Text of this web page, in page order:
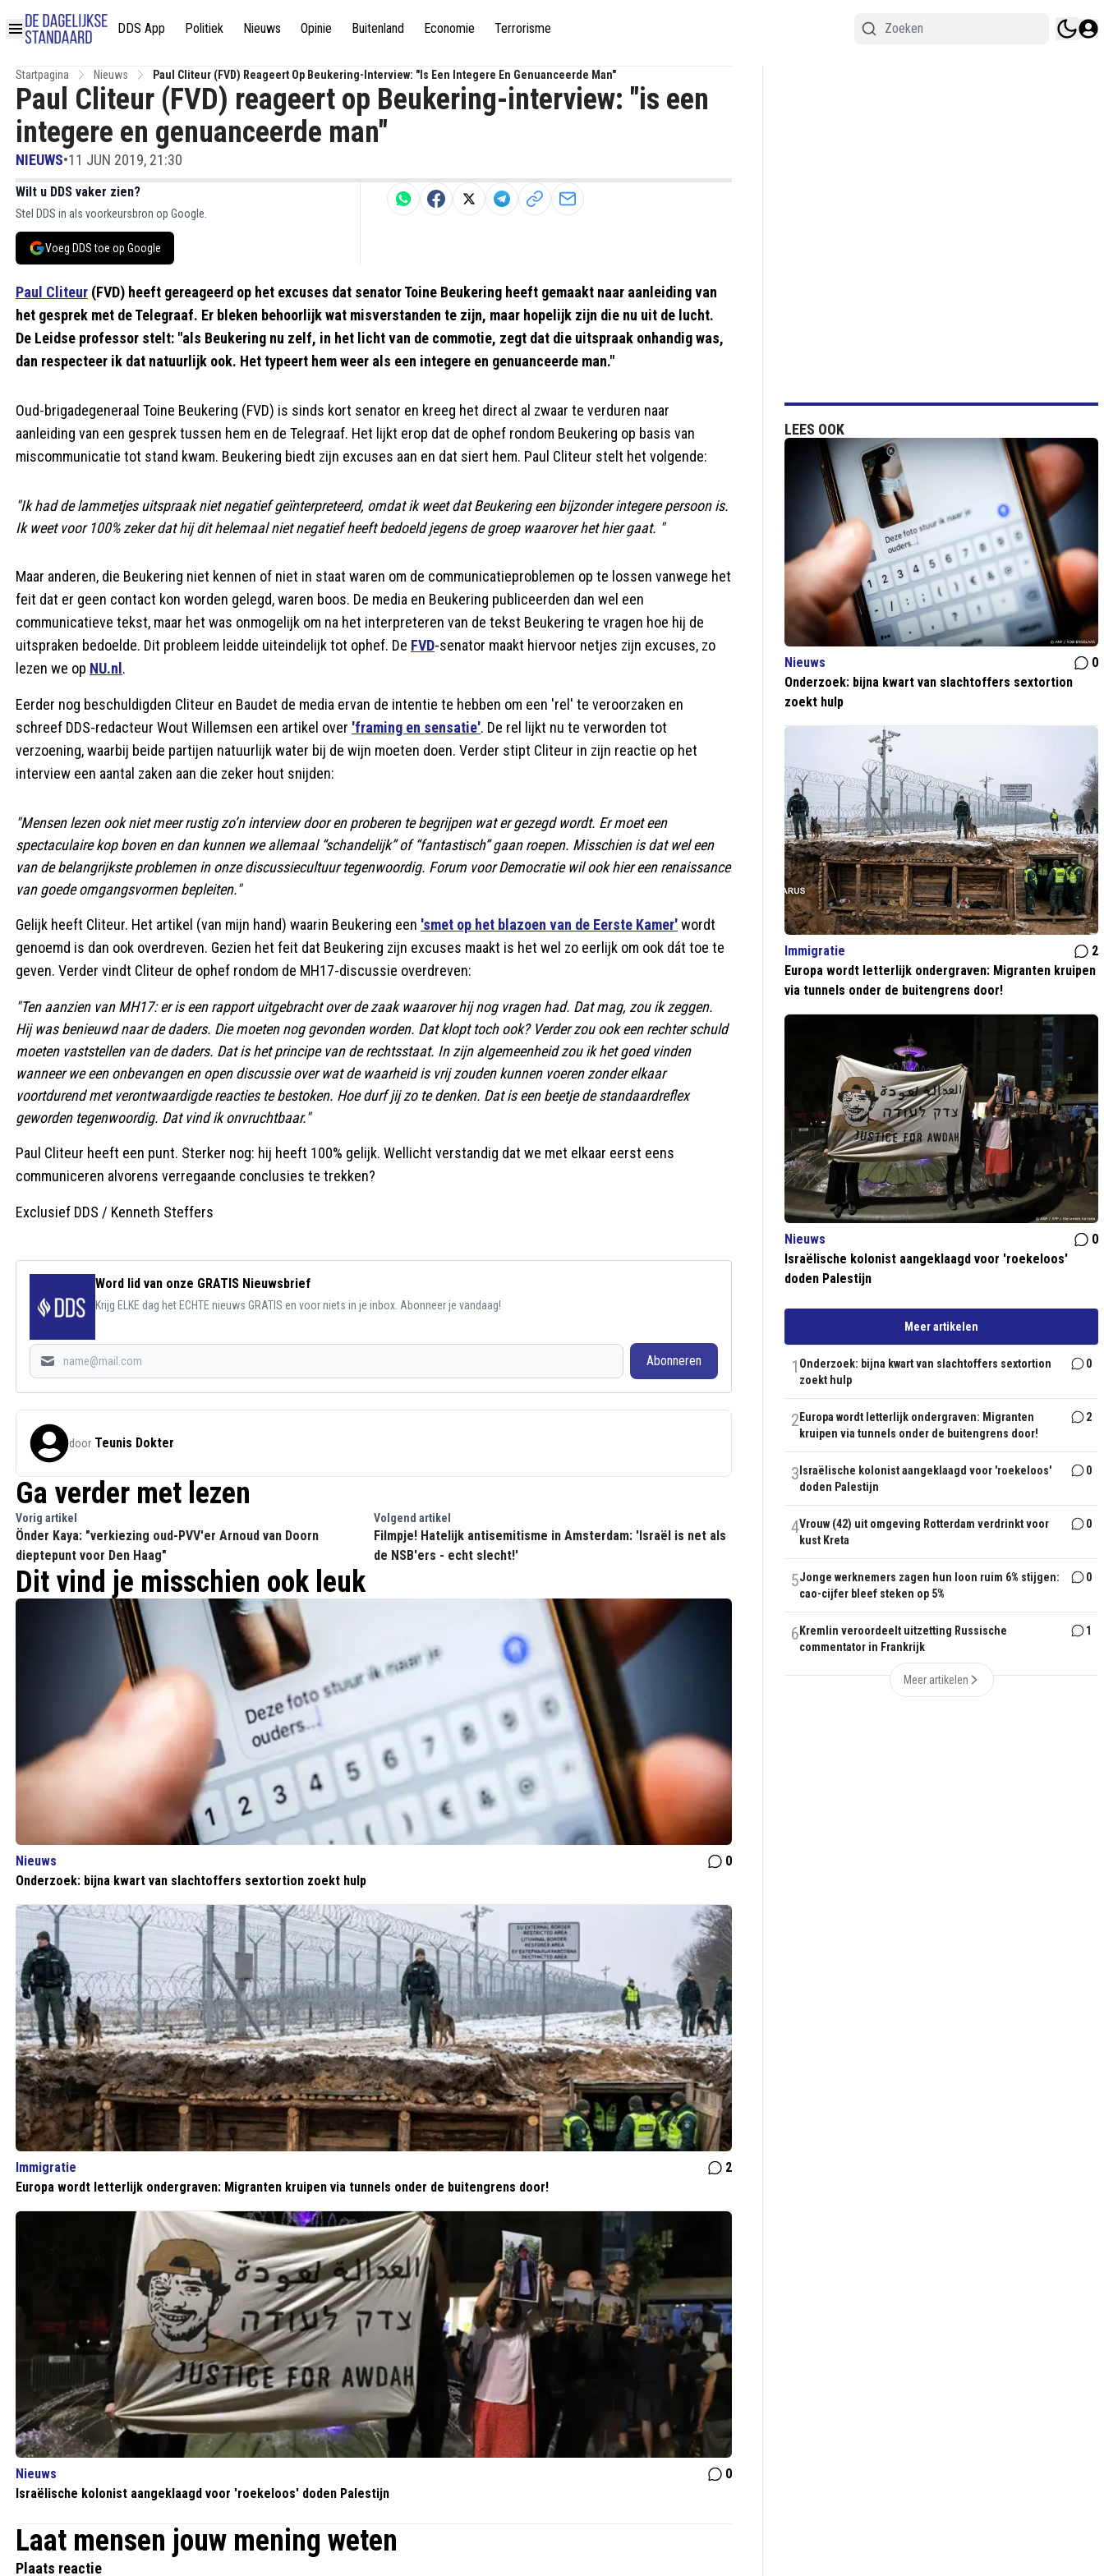
DDS App Politiek Nieuws Opinie Buitenland Economie Terrorisme
Startpagina Nieuws Paul Cliteur (FVD) Reageert Op Beukering-Interview: "is Een Integere En Genuanceerde Man"
Paul Cliteur (FVD) reageert op Beukering-interview: "is een
integere en genuanceerde man"
NIEUWS•11 JUN 2019, 21:30
Wilt u DDS vaker zien?
Stel DDS in als voorkeursbron op Google.
Voeg DDS toe op Google
Paul Cliteur (FVD) heeft gereageerd op het excuses dat senator Toine Beukering heeft gemaakt naar aanleiding van
het gesprek met de Telegraaf. Er bleken behoorlijk wat misverstanden te zijn, maar hopelijk zijn die nu uit de lucht.
De Leidse professor stelt: "als Beukering nu zelf, in het licht van de commotie, zegt dat die uitspraak onhandig was,
dan respecteer ik dat natuurlijk ook. Het typeert hem weer als een integere en genuanceerde man."
Oud-brigadegeneraal Toine Beukering (FVD) is sinds kort senator en kreeg het direct al zwaar te verduren naar
aanleiding van een gesprek tussen hem en de Telegraaf. Het lijkt erop dat de ophef rondom Beukering op basis van
miscommunicatie tot stand kwam. Beukering biedt zijn excuses aan en dat siert hem. Paul Cliteur stelt het volgende:
"Ik had de lammetjes uitspraak niet negatief geïnterpreteerd, omdat ik weet dat Beukering een bijzonder integere persoon is.
Ik weet voor 100% zeker dat hij dit helemaal niet negatief heeft bedoeld jegens de groep waarover het hier gaat. "
Maar anderen, die Beukering niet kennen of niet in staat waren om de communicatieproblemen op te lossen vanwege het
feit dat er geen contact kon worden gelegd, waren boos. De media en Beukering publiceerden dan wel een
communicatieve tekst, maar het was onmogelijk om na het interpreteren van de tekst Beukering te vragen hoe hij de
uitspraken bedoelde. Dit probleem leidde uiteindelijk tot ophef. De FVD-senator maakt hiervoor netjes zijn excuses, zo
lezen we op NU.nl .
Eerder nog beschuldigden Cliteur en Baudet de media ervan de intentie te hebben om een 'rel' te veroorzaken en
schreef DDS-redacteur Wout Willemsen een artikel over 'framing en sensatie'. De rel lijkt nu te verworden tot
verzoening, waarbij beide partijen natuurlijk water bij de wijn moeten doen. Verder stipt Cliteur in zijn reactie op het
interview een aantal zaken aan die zeker hout snijden:
"Mensen lezen ook niet meer rustig zo’n interview door en proberen te begrijpen wat er gezegd wordt. Er moet een
spectaculaire kop boven en dan kunnen we allemaal “schandelijk” of “fantastisch” gaan roepen. Misschien is dat wel een
van de belangrijkste problemen in onze discussiecultuur tegenwoordig. Forum voor Democratie wil ook hier een renaissance
van goede omgangsvormen bepleiten."
Gelijk heeft Cliteur. Het artikel (van mijn hand) waarin Beukering een 'smet op het blazoen van de Eerste Kamer'wordt
genoemd is dan ook overdreven. Gezien het feit dat Beukering zijn excuses maakt is het wel zo eerlijk om ook dát toe te
geven. Verder vindt Cliteur de ophef rondom de MH17-discussie overdreven:
"Ten aanzien van MH17: er is een rapport uitgebracht over de zaak waarover hij nog vragen had. Dat mag, zou ik zeggen.
Hij was benieuwd naar de daders. Die moeten nog gevonden worden. Dat klopt toch ook? Verder zou ook een rechter schuld
moeten vaststellen van de daders. Dat is het principe van de rechtsstaat. In zijn algemeenheid zou ik het goed vinden
wanneer we een onbevangen en open discussie over wat de waarheid is vrij zouden kunnen voeren zonder elkaar
voortdurend met verontwaardigde reacties te bestoken. Hoe durf jij zo te denken. Dat is een beetje de standaardreflex
geworden tegenwoordig. Dat vind ik onvruchtbaar."
Paul Cliteur heeft een punt. Sterker nog: hij heeft 100% gelijk. Wellicht verstandig dat we met elkaar eerst eens
communiceren alvorens verregaande conclusies te trekken?
Exclusief DDS / Kenneth Steffers
Word lid van onze GRATIS Nieuwsbrief
Krijg ELKE dag het ECHTE nieuws GRATIS en voor niets in je inbox. Abonneer je vandaag!
Abonneren
door Teunis Dokter
Ga verder met lezen
Vorig artikel
Önder Kaya: "verkiezing oud-PVV'er Arnoud van Doorn
dieptepunt voor Den Haag"
Volgend artikel
Filmpje! Hatelijk antisemitisme in Amsterdam: 'Israël is net als
de NSB'ers - echt slecht!'
Dit vind je misschien ook leuk
Nieuws
0
Onderzoek: bijna kwart van slachtoffers sextortion zoekt hulp
Immigratie
2
Europa wordt letterlijk ondergraven: Migranten kruipen via tunnels onder de buitengrens door!
Nieuws
0
Israëlische kolonist aangeklaagd voor 'roekeloos' doden Palestijn
Laat mensen jouw mening weten
Plaats reactie
LEES OOK
Nieuws
0
Onderzoek: bijna kwart van slachtoffers sextortion
zoekt hulp
Immigratie
2
Europa wordt letterlijk ondergraven: Migranten kruipen
via tunnels onder de buitengrens door!
Nieuws
0
Israëlische kolonist aangeklaagd voor 'roekeloos'
doden Palestijn
Meer artikelen
1 Onderzoek: bijna kwart van slachtoffers sextortion
zoekt hulp
0
2 Europa wordt letterlijk ondergraven: Migranten
kruipen via tunnels onder de buitengrens door!
2
3 Israëlische kolonist aangeklaagd voor 'roekeloos'
doden Palestijn
0
4Vrouw (42) uit omgeving Rotterdam verdrinkt voor
kust Kreta
0
5Jonge werknemers zagen hun loon ruim 6% stijgen:
cao-cijfer bleef steken op 5%
0
6 Kremlin veroordeelt uitzetting Russische
commentator in Frankrijk
1
Meer artikelen